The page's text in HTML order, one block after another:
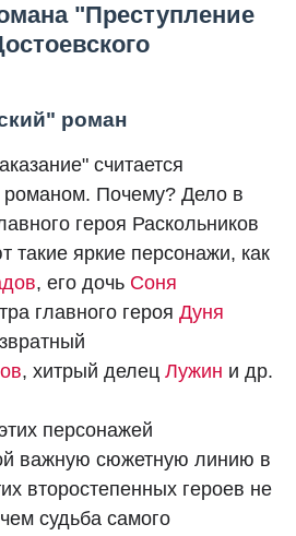
"Преступление
роман
считается
Почему? Дело в
героя Раскольников
такие яркие персонажи, как
, его дочь Соня
главного героя Дуня
, хитрый делец Лужин и др.
персонажей
важную сюжетную линию в
второстепенных героев не
судьба самого